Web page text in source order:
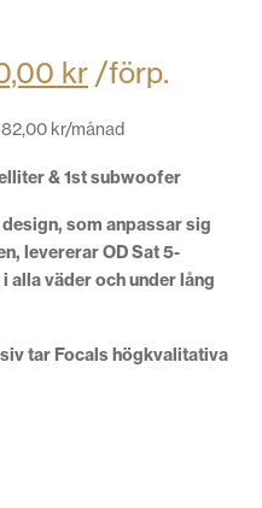
kr /förp.
kr/månad
& 1st subwoofer
som anpassar sig
levererar OD Sat 5-
alla väder och under lång
tar Focals högkvalitativa